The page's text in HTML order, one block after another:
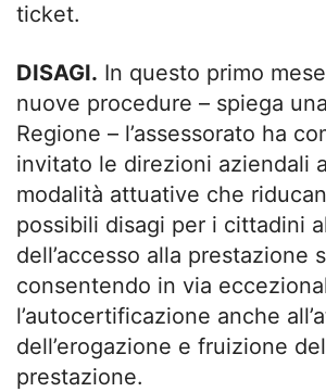
ticket.
DISAGI. In questo primo
nuove procedure – spiega
Regione – l’assessorato ha
invitato le direzioni aziendali
modalità attuative che
possibili disagi per i cittadini
dell’accesso alla prestazione
consentendo in via
l’autocertificazione anche
dell’erogazione e fruizione
prestazione.